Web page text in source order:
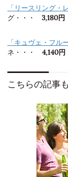
「リースリング・
グ・・・ 3,180円
「キュヴェ・フル
ネ・・・ 4,140円
こちらの記事